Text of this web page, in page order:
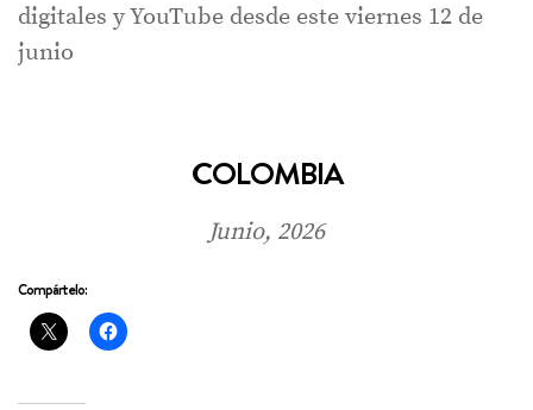
digitales y YouTube desde este viernes 12 de
junio
COLOMBIA
Junio, 2026
Compártelo: